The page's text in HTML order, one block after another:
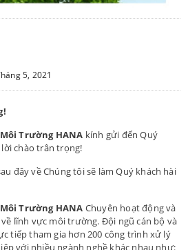
5, 2021
Trường HANA kính gửi đến Quý
chào trân trọng!
đây về Chúng tôi sẽ làm Quý khách hài
Trường HANA Chuyên hoạt động và
lĩnh vực môi trường. Đội ngũ cán bộ và
tiếp tham gia hơn 200 công trình xử lý
với nhiều ngành nghề khác nhau như: